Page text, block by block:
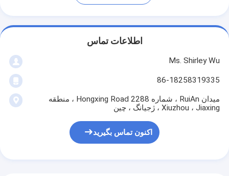
اطلاعات تماس
Ms. Shirley Wu
86-18258319335
میدان RuiAn ، شماره 2288 Hongxing Road ، منطقه
Xiuzhou ، Jiaxing ، ژجیانگ ، چین
اکنون تماس بگیرید